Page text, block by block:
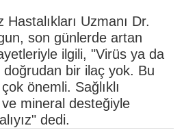
Uzmanı Dr.
son günlerde artan
ilgili, "Virüs ya da
doğrudan bir ilaç yok. Bu
önemli. Sağlıklı
mineral desteğiyle
dedi.